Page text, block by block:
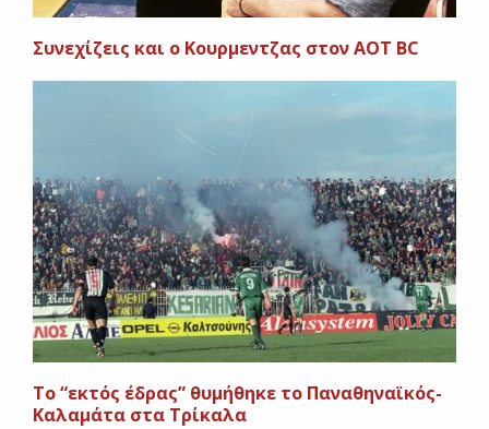
Συνεχίζεις και ο Κουρμεντζας στον AOT BC
Το “εκτός έδρας” θυμήθηκε το Παναθηναϊκός-
Καλαμάτα στα Τρίκαλα